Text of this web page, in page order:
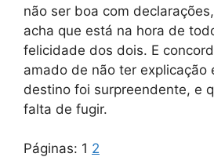
não ser boa com
acha que está na hora de
felicidade dos dois. E
amado de não ter explicação
destino foi surpreendente, e
falta de fugir.
Páginas: 1 2